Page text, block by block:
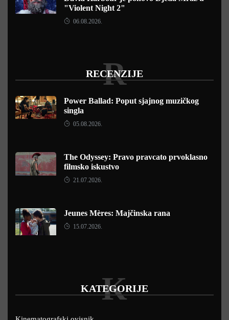
"Violent Night 2"
06.08.2026.
RECENZIJE
R
Power Ballad: Poput sjajnog muzičkog
singla
05.08.2026.
The Odyssey: Pravo pravcato prvoklasno
filmsko iskustvo
21.07.2026.
Jeunes Mères: Majčinska rana
15.07.2026.
KATEGORIJE
K